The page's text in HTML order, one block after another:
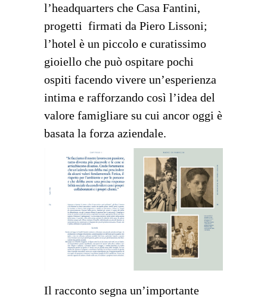
l’headquarters che Casa Fantini,
progetti firmati da Piero Lissoni;
l’hotel è un piccolo e curatissimo
gioiello che può ospitare pochi
ospiti facendo vivere un’esperienza
intima e rafforzando così l’idea del
valore famigliare su cui ancor oggi è
basata la forza aziendale.
Il racconto segna un’importante